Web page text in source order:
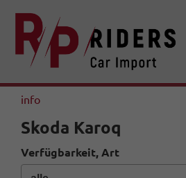
info
Skoda Karoq
Verfügbarkeit, Art